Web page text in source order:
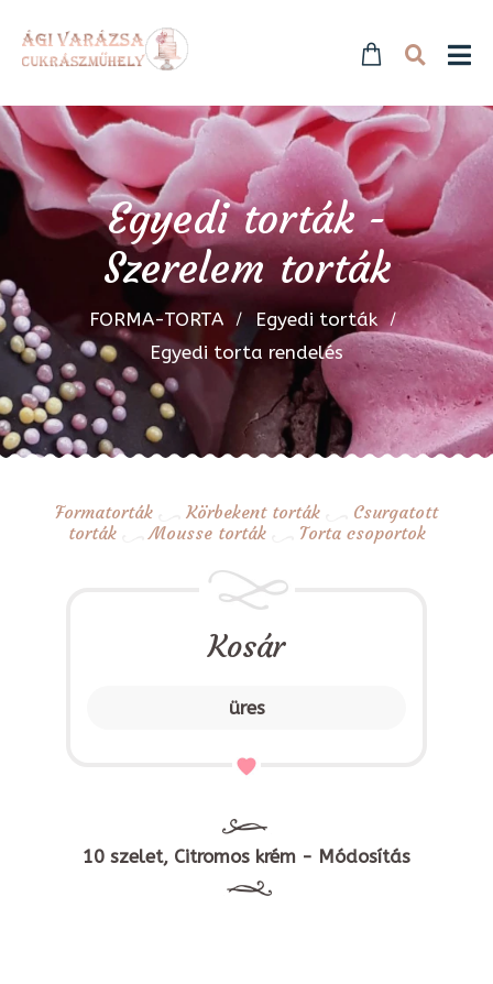
Egyedi torták -
Szerelem torták
FORMA-TORTA
Egyedi torták
Egyedi torta rendelés
Formatorták Körbekent torták
Csurgatott
torták
Mousse torták Torta csoportok
Kosár
üres
10 szelet, Citromos krém - Módosítás